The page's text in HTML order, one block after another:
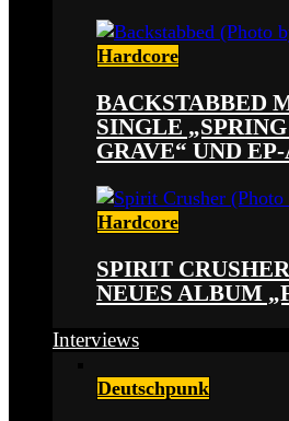
Hardcore
BACKSTABBED
SINGLE
GRAVE“ UND
Hardcore
SPIRIT
NEUES ALBUM
Interviews
Deutschpunk